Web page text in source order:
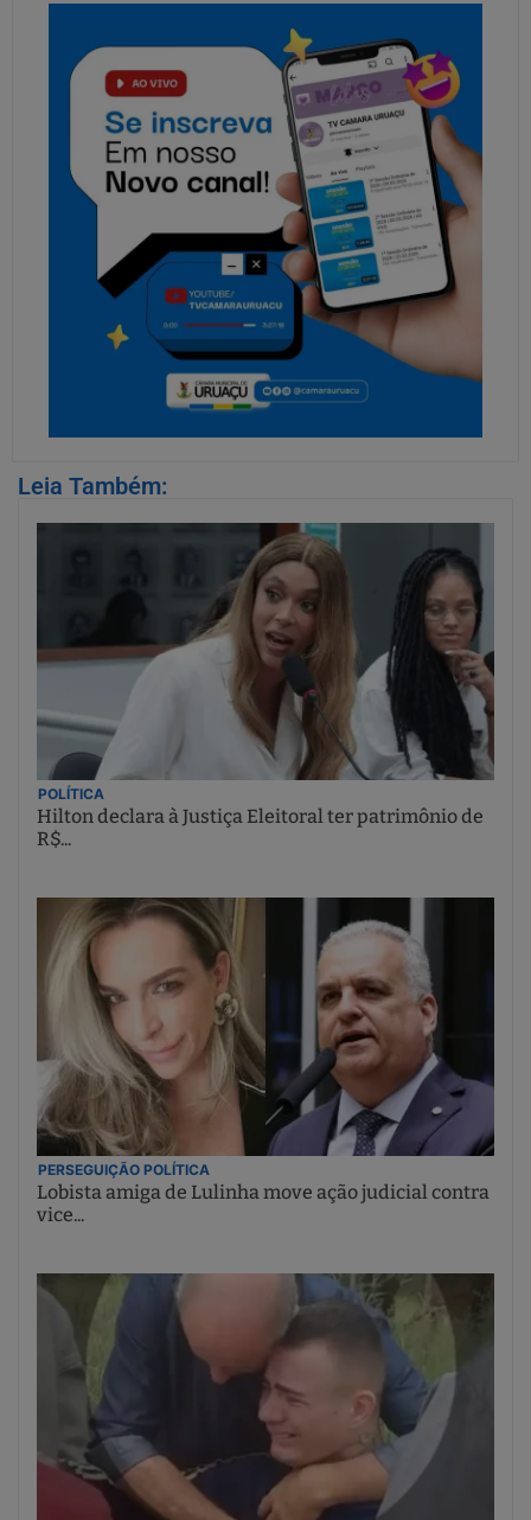
Leia Também:
POLÍTICA
Hilton declara à Justiça Eleitoral ter patrimônio de
R$...
PERSEGUIÇÃO POLÍTICA
Lobista amiga de Lulinha move ação judicial contra
vice...